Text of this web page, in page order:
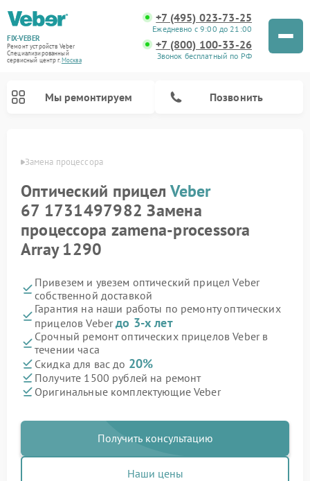
FIX-VEBER
Ремонт устройств Veber
Специализированный
cервисный центр г.Москва
+7 (495) 023-73-25
Ежедневно с 9:00 до 21:00
+7 (800) 100-33-26
Звонок бесплатный по РФ
Мы ремонтируем Позвонить
Замена процессора
Оптический прицелVeber
67 1731497982 Замена
процессора zamena-processora
Array 1290
Привезем и увезем оптический прицел Veber
собственной доставкой
Гарантия на наши работы по ремонту оптических
прицелов Veberдо 3-х лет
Срочный ремонт оптических прицелов Veber в
течении часа
Скидка для вас до 20%
Получите 1500 рублей на ремонт
Оригинальные комплектующие Veber
Получить консультацию
Наши цены